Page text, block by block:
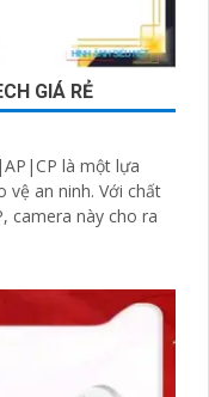
GIÁ RẺ
là một lựa
Với chất
camera này cho ra